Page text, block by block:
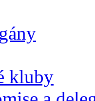
kluby